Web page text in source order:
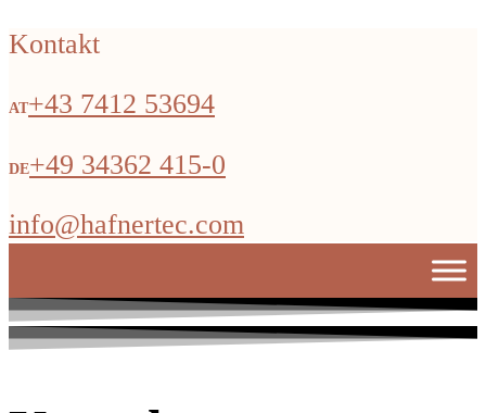
Kontakt
+43 7412 53694
+49 34362 415-0
info@hafnertec.com